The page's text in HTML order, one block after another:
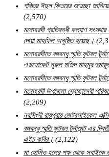
পবিত্র ঈদুল ফিতরের শুভেচ্ছা
(2,570)
মনোহরদী প্রতিবন্ধী কল্যাণ সংস্থার
দোয়া মাহফিল অনুষ্ঠিত হয়েছে।
মনোহরদীতে বঙ্গবন্ধু স্মৃতি ফুটবল
এডভোকেট নুরুল মজিদ মাহমুদ
মনোহরদীতে বঙ্গবন্ধু স্মৃতি ফুটবল
মনোহরদী উপজেলা স্বেচ্ছাসেবী
(2,209)
নরসিংদী রায়পুরায় মোটরসাইকেল
বঙ্গবন্ধু স্মৃতি ফুটবল টুর্নামেন্ট এর
এইচ কবির। (2,122)
মা হোমিও হলের পক্ষ থেকে